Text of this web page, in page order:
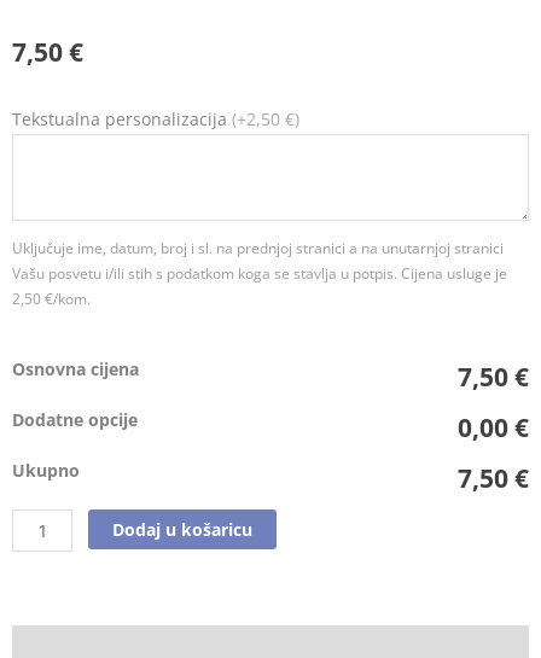
7,50€
Tekstualna personalizacija (+2,50 €)
Uključuje ime, datum, broj i sl. na prednjoj stranici a na unutarnjoj stranici
Vašu posvetu i/ili stih s podatkom koga se stavlja u potpis. Cijena usluge je
2,50 €/kom.
Osnovna cijena 7,50 €
Dodatne opcije 0,00 €
Ukupno 7,50 €
Čestitka
Dodaj u košaricu